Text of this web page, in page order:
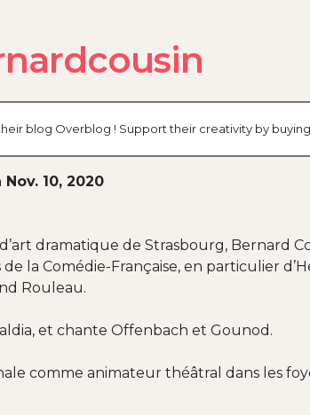
blog Overblog ! Support their creativity by
10, 2020
dramatique de Strasbourg, Bernard
la Comédie-Française, en particulier
Rouleau.
et chante Offenbach et Gounod.
comme animateur théâtral dans les